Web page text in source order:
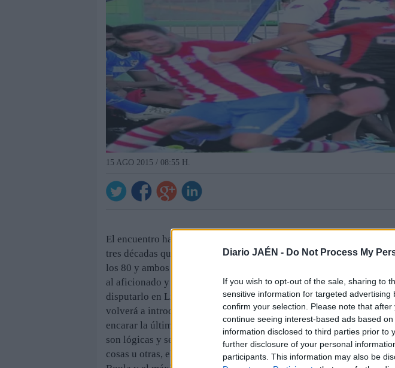
Diario JAÉN - Do Not Process My
If you wish to opt-out of the sale, sharing to
sensitive information for targeted
confirm your selection. Please note that
continue seeing interest-based ads based
information disclosed to third parties prior to
further disclosure of your personal
participants. This information may also be
15 AGO 2015 / 08:55 H.
El encuentro ha despertado una gran expectación por el nivel de los
tres décadas que el Linares y el Recreativo de Huelva no se ven las
los 80 y ambos equipos militaban en la División de Plata. “Es un
al aficionado y a los propios jugadores por la entidad del rival. La
disputarlo en Linarejos, como era nuestro deseo”, asegura el
volverá a introducir cambios en el once para ver el estado de los
encarar la última semana de preparación. Las secuelas físicas de
son lógicas y se reflejan en los problemas que arrastra en el
cosas u otras, el Linares no podrá contar con el lateral derecho